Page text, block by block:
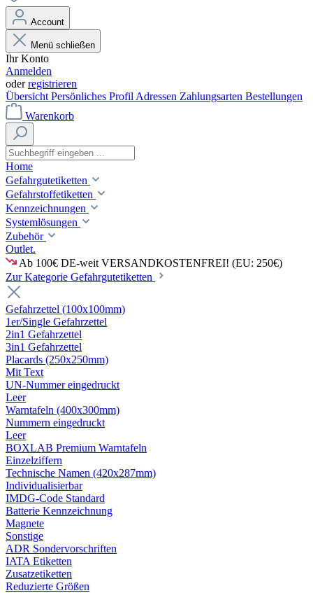
Account
Menü schließen
Ihr Konto
Anmelden
oderregistrieren
Übersicht Persönliches Profil Adressen Zahlungsarten Bestellungen
Warenkorb
Home
Gefahrgutetiketten
Gefahrstoffetiketten
Kennzeichnungen
Systemlösungen
Zubehör
Outlet.
Ab 100€ DE-weit VERSANDKOSTENFREI! (EU: 250€)
Zur Kategorie Gefahrgutetiketten
Gefahrzettel (100x100mm)
1er/Single Gefahrzettel
2in1 Gefahrzettel
3in1 Gefahrzettel
Placards (250x250mm)
Mit Text
UN-Nummer eingedruckt
Leer
Warntafeln (400x300mm)
Nummern eingedruckt
Leer
BOXLAB Premium Warntafeln
Einzelziffern
Technische Namen (420x287mm)
Individualisierbar
IMDG-Code Standard
Batterie Kennzeichnung
Magnete
Sonstige
ADR Sondervorschriften
IATA Etiketten
Zusatzetiketten
Reduzierte Größen